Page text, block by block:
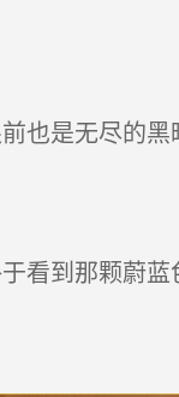
也是无尽的
看到那颗蔚